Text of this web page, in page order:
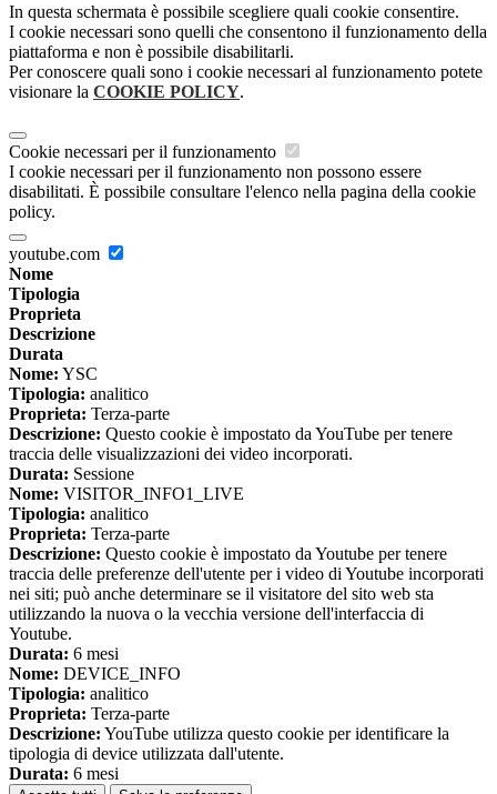
In questa schermata è possibile scegliere quali cookie consentire.
I cookie necessari sono quelli che consentono il funzionamento della
piattaforma e non è possibile disabilitarli.
Per conoscere quali sono i cookie necessari al funzionamento potete
visionare la COOKIE POLICY.
Cookie necessari per il funzionamento
I cookie necessari per il funzionamento non possono essere
disabilitati. È possibile consultare l'elenco nella pagina della cookie
policy.
youtube.com
Nome
Tipologia
Proprieta
Descrizione
Durata
Nome: YSC
Tipologia: analitico
Proprieta: Terza-parte
Descrizione: Questo cookie è impostato da YouTube per tenere
traccia delle visualizzazioni dei video incorporati.
Durata: Sessione
Nome: VISITOR_INFO1_LIVE
Tipologia: analitico
Proprieta: Terza-parte
Descrizione: Questo cookie è impostato da Youtube per tenere
traccia delle preferenze dell'utente per i video di Youtube incorporati
nei siti; può anche determinare se il visitatore del sito web sta
utilizzando la nuova o la vecchia versione dell'interfaccia di
Youtube.
Durata: 6 mesi
Nome: DEVICE_INFO
Tipologia: analitico
Proprieta: Terza-parte
Descrizione: YouTube utilizza questo cookie per identificare la
tipologia di device utilizzata dall'utente.
Durata: 6 mesi